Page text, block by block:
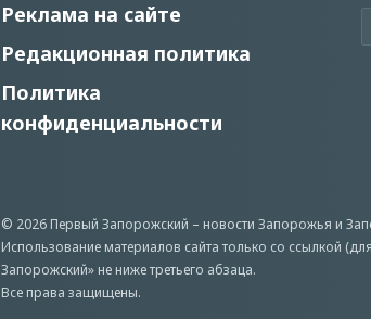
Реклама на сайте
Редакционная политика
Политика
конфиденциальности
© 2026 Первый Запорожский – новости Запорожья и
Использование материалов сайта только со ссылкой
Запорожский» не ниже третьего абзаца.
Все права защищены.